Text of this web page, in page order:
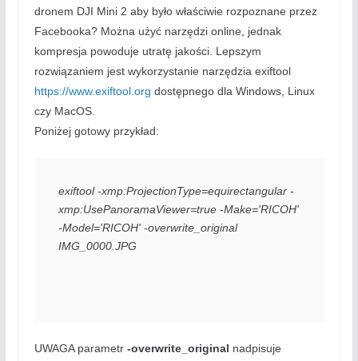
dronem DJI Mini 2 aby było właściwie rozpoznane przez
Facebooka? Można użyć narzędzi online, jednak
kompresja powoduje utratę jakości. Lepszym
rozwiązaniem jest wykorzystanie narzędzia exiftool
https://www.exiftool.org dostępnego dla Windows, Linux
czy MacOS.
Poniżej gotowy przykład:
exiftool -xmp:ProjectionType=equirectangular -
xmp:UsePanoramaViewer=true -Make='RICOH'
-Model='RICOH' -overwrite_original
IMG_0000.JPG
UWAGA parametr -overwrite_original nadpisuje